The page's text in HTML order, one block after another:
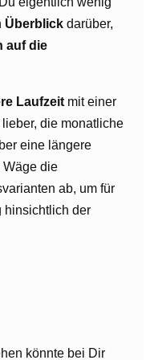
Überblick darüber,
auf die
Laufzeit mit einer
die monatliche
eine längere
Wäge die
ab, um für
hinsichtlich der
könnte bei Dir